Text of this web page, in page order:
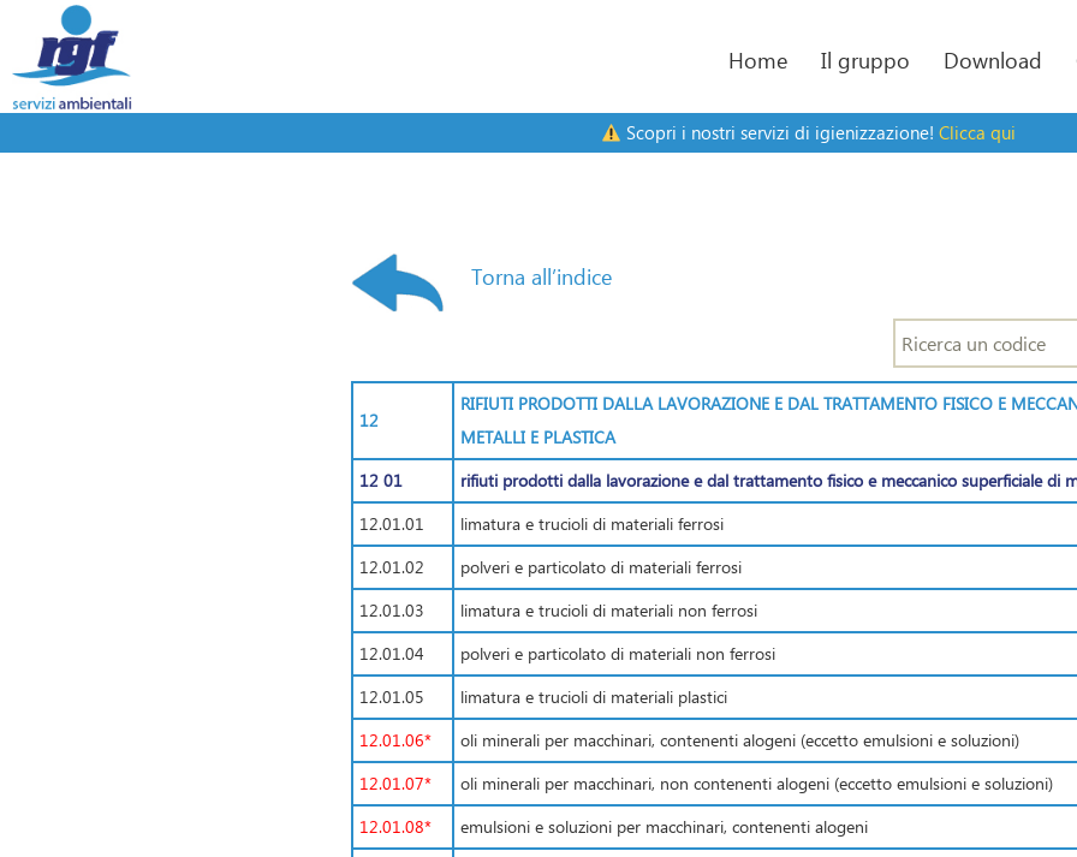
Home Il gruppo Download
Scopri i nostri servizi di igienizzazione! Clicca qui
Torna all’indice
12
RIFIUTI PRODOTTI DALLA LAVORAZIONE E DAL TRATTAMENTO FISICO E
METALLI E PLASTICA
12 01
rifiuti prodotti dalla lavorazione e dal trattamento fisico e meccanico superficiale di
12.01.01
limatura e trucioli di materiali ferrosi
12.01.02
polveri e particolato di materiali ferrosi
12.01.03
limatura e trucioli di materiali non ferrosi
12.01.04
polveri e particolato di materiali non ferrosi
12.01.05
limatura e trucioli di materiali plastici
12.01.06*
oli minerali per macchinari, contenenti alogeni (eccetto emulsioni e soluzioni)
12.01.07*
oli minerali per macchinari, non contenenti alogeni (eccetto emulsioni e soluzioni)
12.01.08*
emulsioni e soluzioni per macchinari, contenenti alogeni